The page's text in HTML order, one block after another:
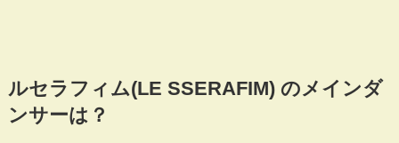
ルセラフィム(LE SSERAFIM) のメインダ
ンサーは？